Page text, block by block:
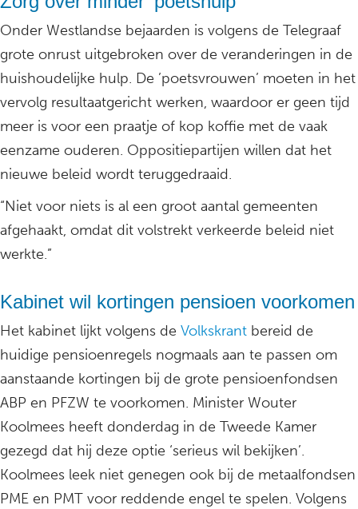
Onder Westlandse bejaarden is volgens de Telegraaf
grote onrust uitgebroken over de veranderingen in de
huishoudelijke hulp. De ’poetsvrouwen’ moeten in het
vervolg resultaatgericht werken, waardoor er geen tijd
meer is voor een praatje of kop koffie met de vaak
eenzame ouderen. Oppositiepartijen willen dat het
nieuwe beleid wordt teruggedraaid.
“Niet voor niets is al een groot aantal gemeenten
afgehaakt, omdat dit volstrekt verkeerde beleid niet
werkte.”
Kabinet wil kortingen pensioen voorkomen
Het kabinet lijkt volgens de Volkskrant bereid de
huidige pensioenregels nogmaals aan te passen om
aanstaande kortingen bij de grote pensioenfondsen
ABP en PFZW te voorkomen. Minister Wouter
Koolmees heeft donderdag in de Tweede Kamer
gezegd dat hij deze optie ‘serieus wil bekijken’.
Koolmees leek niet genegen ook bij de metaalfondsen
PME en PMT voor reddende engel te spelen. Volgens